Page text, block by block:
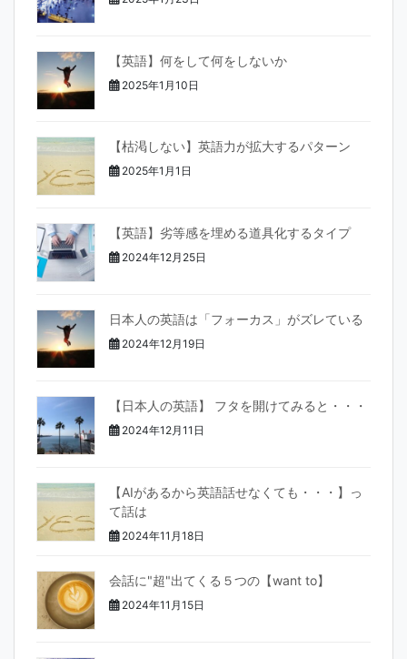
【英語】何をして何をしないか
2025年1月10日
【枯渇しない】英語力が拡大するパターン
2025年1月1日
【英語】劣等感を埋める道具化するタイプ
2024年12月25日
日本人の英語は「フォーカス」がズレている
2024年12月19日
【日本人の英語】 フタを開けてみると・・・
2024年12月11日
【AIがあるから英語話せなくても・・・】っ
て話は
2024年11月18日
会話に"超"出てくる５つの【want to】
2024年11月15日